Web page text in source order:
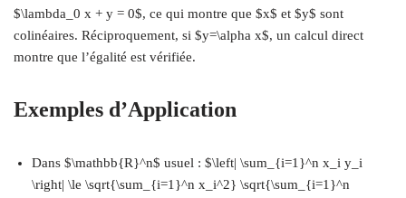
$\lambda_0 x + y = 0$, ce qui montre que $x$ et $y$ sont
colinéaires. Réciproquement, si $y=\alpha x$, un calcul direct
montre que l’égalité est vérifiée.
Exemples d’Application
Dans $\mathbb{R}^n$ usuel : $\left| \sum_{i=1}^n x_i y_i
\right| \le \sqrt{\sum_{i=1}^n x_i^2} \sqrt{\sum_{i=1}^n